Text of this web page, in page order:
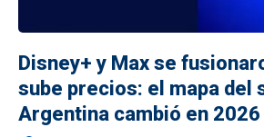
Disney+ y Max se
sube precios: el mapa del
Argentina cambió en 2026